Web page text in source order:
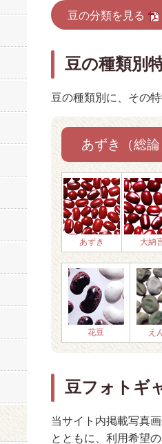
豆の分類を見る
豆の種類別
豆の種類別に、その
あずき（総論
あずき 大納
花豆 え
豆フォトギ
当サイト内掲載写真
とともに、利用希望